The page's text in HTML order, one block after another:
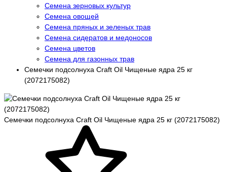
Семена зерновых культур
Семена овощей
Семена пряных и зеленых трав
Семена сидератов и медоносов
Семена цветов
Семена для газонных трав
Семечки подсолнуха Craft Oil Чищеные ядра 25 кг
(2072175082)
Семечки подсолнуха Craft Oil Чищеные ядра 25 кг (2072175082)